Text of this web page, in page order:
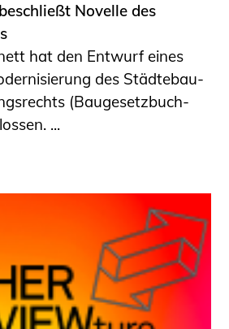
Novelle des
hat den Entwurf eines
des Städtebau-
(Baugesetzbuch-
...